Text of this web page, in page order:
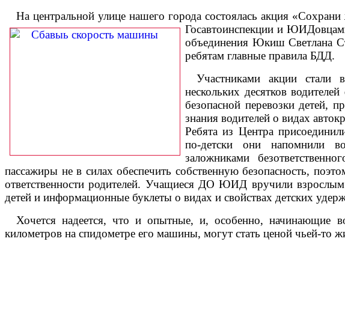
На центральной улице нашего города состоялась акция
Госавтоинспекции и
объединения Юкиш Светлана
ребятам главные правила БДД.
Участниками акции стали
нескольких десятков
безопасной перевозки детей,
знания водителей о видах
Ребята из Центра
по-детски они напомнили
заложниками
пассажиры не в силах обеспечить собственную безопасность,
ответственности родителей. Учащиеся ДО ЮИД вручили
детей и информационные буклеты о видах и свойствах детских
Хочется надеется, что и опытные, и, особенно, начинающие
километров на спидометре его машины, могут стать ценой чьей-то